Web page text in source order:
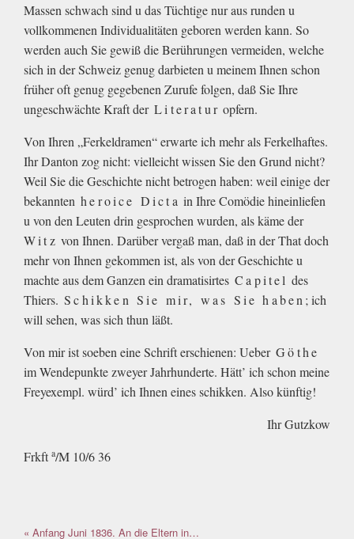
Massen schwach sind u das Tüchtige nur aus runden u
vollkommenen Individualitäten geboren werden kann. So
werden auch Sie gewiß die Berührungen vermeiden, welche
sich in der Schweiz genug darbieten u meinem Ihnen schon
früher oft genug gegebenen Zurufe folgen, daß Sie Ihre
ungeschwächte Kraft derLiteratur opfern.
Von Ihren „Ferkeldramen“ erwarte ich mehr als Ferkelhaftes.
Ihr Danton zog nicht: vielleicht wissen Sie den Grund nicht?
Weil Sie die Geschichte nicht betrogen haben: weil einige der
bekannten heroice Dicta in Ihre Comödie hineinliefen
u von den Leuten drin gesprochen wurden, als käme der
Witz von Ihnen. Darüber vergaß man, daß in der That doch
mehr von Ihnen gekommen ist, als von der Geschichte u
machte aus dem Ganzen ein dramatisirtes Capitel des
Thiers. Schikken Sie mir, was Sie haben ; ich
will sehen, was sich thun läßt.
Von mir ist soeben eine Schrift erschienen: UeberGöthe
im Wendepunkte zweyer Jahrhunderte. Hätt’ ich schon meine
Freyexempl. würd’ ich Ihnen eines schikken. Also künftig!
Ihr Gutzkow
Frkft a/M 10/6 36
« Anfang Juni 1836. An die Eltern in…